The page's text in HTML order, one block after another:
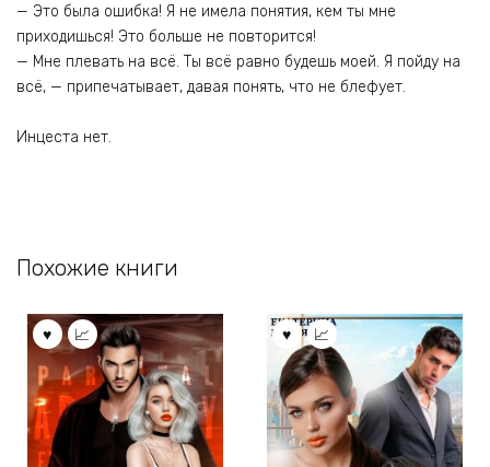
— Это была ошибка! Я не имела понятия, кем ты мне
приходишься! Это больше не повторится!
— Мне плевать на всё. Ты всё равно будешь моей. Я пойду на
всё, — припечатывает, давая понять, что не блефует.
Инцеста нет.
Похожие книги